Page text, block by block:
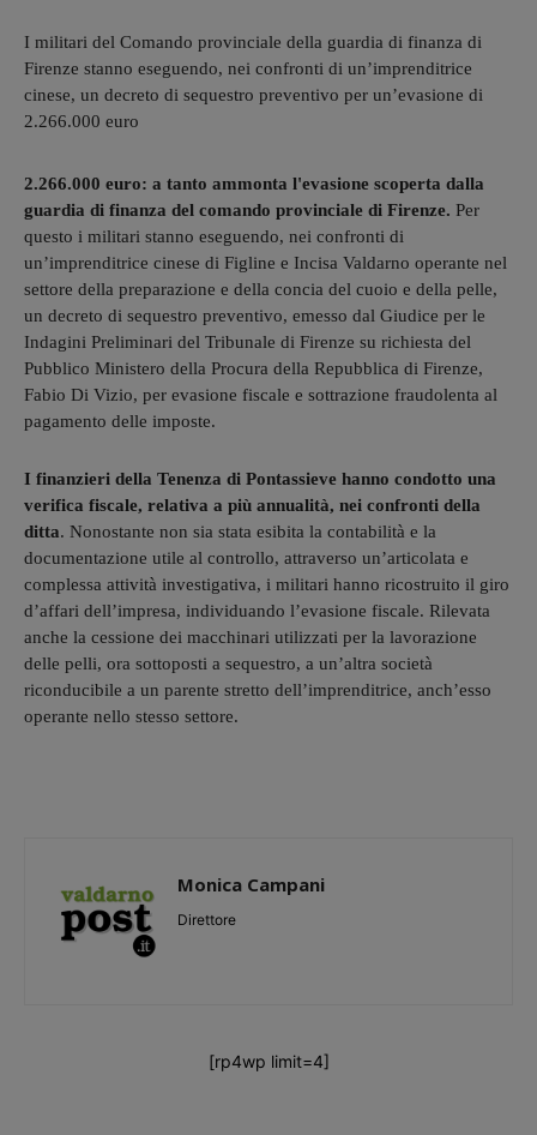
I militari del Comando provinciale della guardia di finanza di
Firenze stanno eseguendo, nei confronti di un’imprenditrice
cinese, un decreto di sequestro preventivo per un’evasione di
2.266.000 euro
2.266.000 euro: a tanto ammonta l'evasione scoperta dalla
guardia di finanza del comando provinciale di Firenze. Per
questo i militari stanno eseguendo, nei confronti di
un’imprenditrice cinese di Figline e Incisa Valdarno operante nel
settore della preparazione e della concia del cuoio e della pelle,
un decreto di sequestro preventivo, emesso dal Giudice per le
Indagini Preliminari del Tribunale di Firenze su richiesta del
Pubblico Ministero della Procura della Repubblica di Firenze,
Fabio Di Vizio, per evasione fiscale e sottrazione fraudolenta al
pagamento delle imposte.
I finanzieri della Tenenza di Pontassieve hanno condotto una
verifica fiscale, relativa a più annualità, nei confronti della
ditta. Nonostante non sia stata esibita la contabilità e la
documentazione utile al controllo, attraverso un’articolata e
complessa attività investigativa, i militari hanno ricostruito il giro
d’affari dell’impresa, individuando l’evasione fiscale. Rilevata
anche la cessione dei macchinari utilizzati per la lavorazione
delle pelli, ora sottoposti a sequestro, a un’altra società
riconducibile a un parente stretto dell’imprenditrice, anch’esso
operante nello stesso settore.
Monica Campani
Direttore
[rp4wp limit=4]